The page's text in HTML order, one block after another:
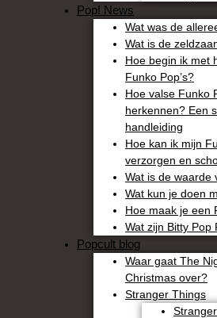
Pop! News
Wat was de
Wat is de
Hoe begin ik met
Funko Pop’s?
Hoe valse Funko
herkennen? Een
handleiding
Hoe kan ik mijn
verzorgen en
Wat is de waarde
Wat kun je doen
Hoe maak je een
Wat zijn Bitty Pop
Popcult blog
Waar gaat The
Christmas over?
Stranger Things